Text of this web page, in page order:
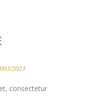
03/2023
consectetur